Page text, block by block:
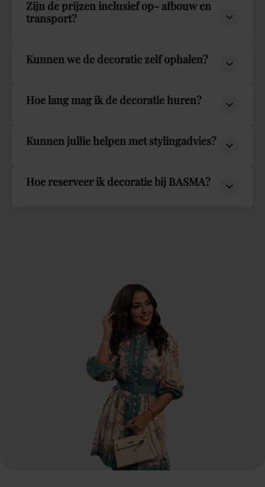
Zijn de prijzen inclusief op- afbouw en
transport?
Kunnen we de decoratie zelf ophalen?
Hoe lang mag ik de decoratie huren?
Kunnen jullie helpen met stylingadvies?
Hoe reserveer ik decoratie bij BASMA?